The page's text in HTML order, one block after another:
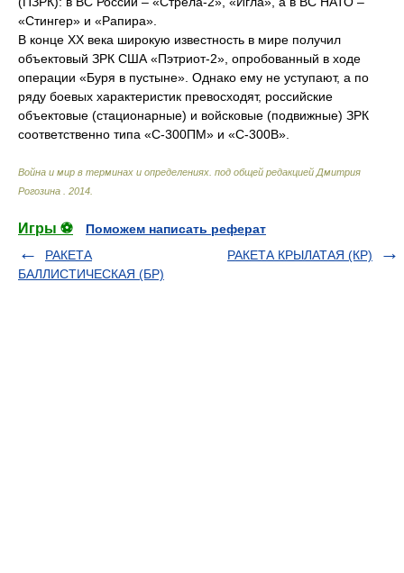
«Стингер» и «Рапира».
В конце ХХ века широкую известность в мире получил
объектовый ЗРК США «Пэтриот-2», опробованный в ходе
операции «Буря в пустыне». Однако ему не уступают, а по
ряду боевых характеристик превосходят, российские
объектовые (стационарные) и войсковые (подвижные) ЗРК
соответственно типа «С-300ПМ» и «С-300В».
Война и мир в терминах и определениях под общей редакцией Дмитрия
Рогозина
2014
Игры ⚽
Поможем написать реферат
РАКЕТА
БАЛЛИСТИЧЕСКАЯ (БР)
РАКЕТА КРЫЛАТАЯ (КР)